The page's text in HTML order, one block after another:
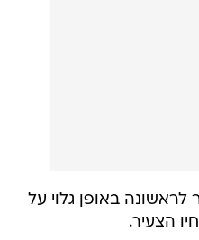
לראשונה באופן גלוי על
הצעיר.